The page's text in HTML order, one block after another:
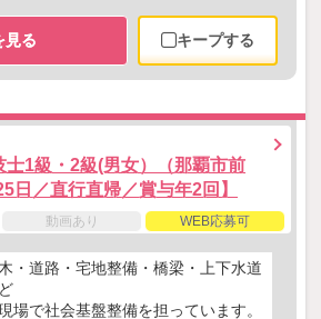
見る キープする
士1級・2級(男女）（那覇市前
日／直行直帰／賞与年2回】
動画あり WEB応募可
・道路・宅地整備・橋梁・上下水道
場で社会基盤整備を担っています。